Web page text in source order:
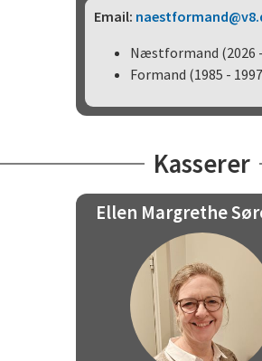
Email:
Næstformand (2026
Formand (1985 -
Kasserer
Ellen Margrethe